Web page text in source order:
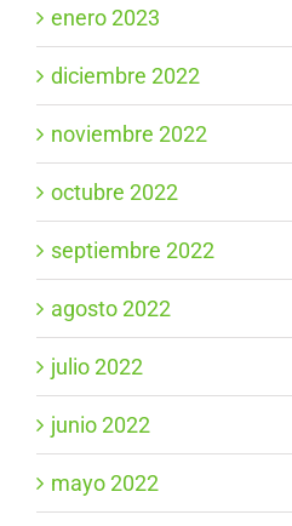
enero 2023
diciembre 2022
noviembre 2022
octubre 2022
septiembre 2022
agosto 2022
julio 2022
junio 2022
mayo 2022